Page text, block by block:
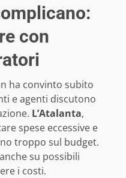
con
ha convinto subito
e agenti discutono
L’Atalanta,
spese eccessive e
troppo sul budget.
su possibili
i costi.